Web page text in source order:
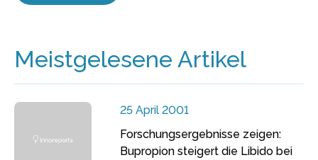
Meistgelesene Artikel
25 April 2001
Forschungsergebnisse zeigen:
Bupropion steigert die Libido bei